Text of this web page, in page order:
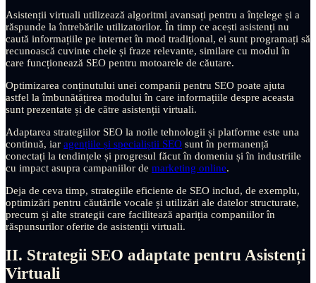
Asistenții virtuali utilizează algoritmi avansați pentru a înțelege și a
răspunde la întrebările utilizatorilor. În timp ce acești asistenți nu
caută informațiile pe internet în mod tradițional, ei sunt programați să
recunoască cuvinte cheie și fraze relevante, similare cu modul în
care funcționează SEO pentru motoarele de căutare.
Optimizarea conținutului unei companii pentru SEO poate ajuta
astfel la îmbunătățirea modului în care informațiile despre aceasta
sunt prezentate și de către asistenții virtuali.
Adaptarea strategiilor SEO la noile tehnologii și platforme este una
continuă, iar agențiile și specialiștii SEO sunt în permanență
conectați la tendințele și progresul făcut în domeniu și în industriile
cu impact asupra campaniilor de marketing online.
Deja de ceva timp, strategiile eficiente de SEO includ, de exemplu,
optimizări pentru căutările vocale și utilizări ale datelor structurate,
precum și alte strategii care facilitează apariția companiilor în
răspunsurilor oferite de asistenții virtuali.
II. Strategii SEO adaptate pentru Asistenți
Virtuali